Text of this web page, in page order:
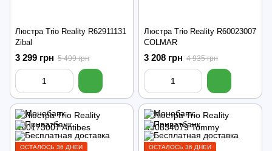
Люстра Trio Reality R62911131
Zibal
3 299 грн 5 499 грн
Люстра Trio Reality R60023007
COLMAR
3 208 грн 4 935 грн
ОСТАЛОСЬ 36 ДНЕЙ ОСТАЛОСЬ 36 ДНЕЙ